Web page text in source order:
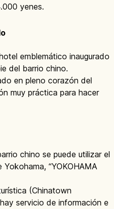
yenes.
emblemático inaugurado
del barrio chino.
en pleno corazón del
muy práctica para hacer
chino se puede utilizar el
“YOKOHAMA
(Chinatown
servicio de información e